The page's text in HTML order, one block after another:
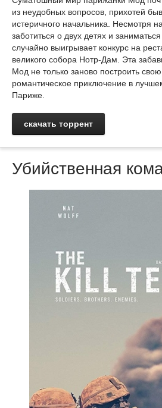
из неудобных вопросов, прихотей
истеричного начальника. Несмотря
заботиться о двух детях и
случайно выигрывает конкурс на
великого собора Нотр-Дам. Эта
Мод не только заново построить
романтическое приключение в
Париже.
скачать торрент
Убийственная